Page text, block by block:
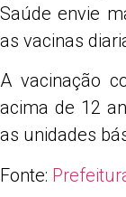
Saúde envie
as vacinas
A vacinação
acima de 12
as unidades
Fonte: